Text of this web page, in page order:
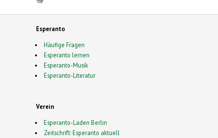
Esperanto
Häufige Fragen
Esperanto lernen
Esperanto-Musik
Esperanto-Literatur
Verein
Esperanto-Laden Berlin
Zeitschrift: Esperanto aktuell